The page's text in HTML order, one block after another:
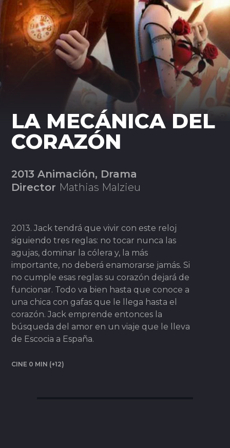
LA MECÁNICA DEL
CORAZÓN
2013 Animación, Drama
Director Mathias Malzieu
2013. Jack tendrá que vivir con este reloj
siguiendo tres reglas: no tocar nunca las
agujas, dominar la cólera y, la más
importante, no deberá enamorarse jamás. Si
no cumple esas reglas su corazón dejará de
funcionar. Todo va bien hasta que conoce a
una chica con gafas que le llega hasta el
corazón. Jack emprende entonces la
búsqueda del amor en un viaje que le lleva
de Escocia a España.
CINE 0 MIN (+12)